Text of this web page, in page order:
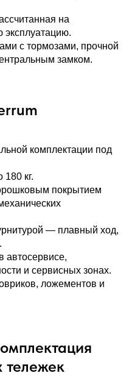
на
с тормозами, прочной
замком.
комплектации под
кг.
покрытием
— плавный ход,
автосервисе,
и сервисных зонах.
ложементов и
тележек